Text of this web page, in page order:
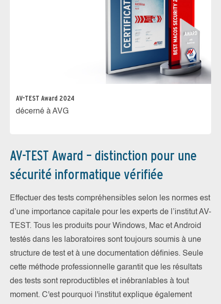
AV-TEST Award 2024
décerné à AVG
AV-TEST Award – distinction pour une
sécurité informatique vérifiée
Effectuer des tests compréhensibles selon les normes est
d’une importance capitale pour les experts de l’institut AV-
TEST. Tous les produits pour Windows, Mac et Android
testés dans les laboratoires sont toujours soumis à une
structure de test et à une documentation définies. Seule
cette méthode professionnelle garantit que les résultats
des tests sont reproductibles et inébranlables à tout
moment. C'est pourquoi l'institut explique également